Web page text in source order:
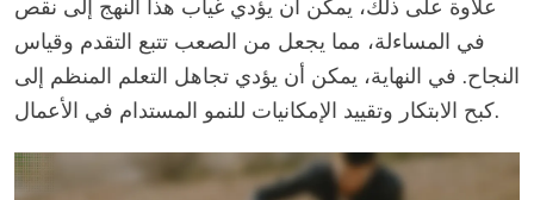
علاوة على ذلك، يمكن أن يؤدي غياب هذا النهج إلى نقص
في المساءلة، مما يجعل من الصعب تتبع التقدم وقياس
النجاح. في النهاية، يمكن أن يؤدي تجاهل التعلم المنظم إلى
كبح الابتكار وتقييد الإمكانيات للنمو المستدام في الأعمال.